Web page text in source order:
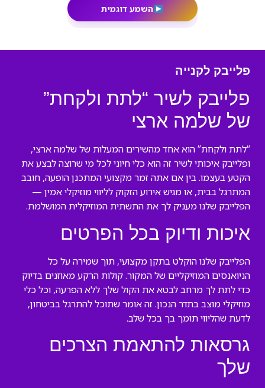
השמע דוגמית
פלייבק לקנייה
פלייבק לשיר “לתת ולקחת”
של שלמה ארצי
“לתת ולקחת” הוא אחד מהשירים המעלות של שלמה ארצי,
ופלייבק איכותי לשיר זה הוא כלי חיוני לכל מי שרוצה לבצע את
הקטע בעצמו. בין אם אתה זמר מקצועי המתכנן הופעה, חובב
המתרגל בבית, או מגיש אירוע הזקוק לליווי מוזיקלי אמין —
הפלייבק שלנו מעניק לך את התשתית המוזיקלית המושלמת.
איכות ודיוק בכל הפרטים
הפלייבק שלנו הוקלט בתקן מקצועי, תוך שמירה על כל
הניואנסים המוזיקליים של המקור. קולות הרקע מאוזנים בדיוק
כדי לתת לך מרחב לבטא את הקול שלך ללא הפרעה, וכל כלי
מוזיקלי מוצב בתדר הנכון. זה אומר שתוכל להתרגל בביטחון,
לדעת שהליווי תומך בך בכל שלב.
גרסאות להתאמת הצרכים
שלך